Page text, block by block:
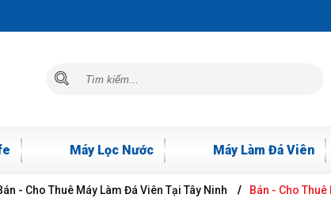
Máy Lọc Nước Máy Làm Đá Viên
- Cho Thuê Máy Làm Đá Viên Tại Tây Ninh Bán - Cho Thuê